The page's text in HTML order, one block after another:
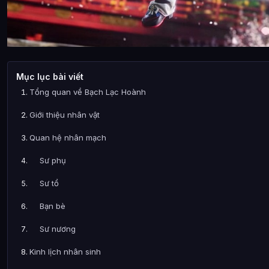
Mục lục bài viết
Tổng quan về Bạch Lạc Hoành
Giới thiệu nhân vật
Quan hệ nhân mạch
Sư phụ
Sư tổ
Bạn bè
Sư nương
Kinh lịch nhân sinh